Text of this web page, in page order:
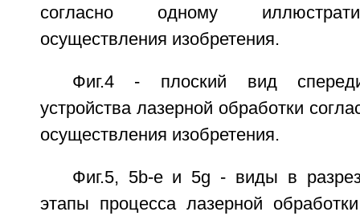
согласно одному
осуществления изобретения.
Фиг.4 - плоский вид спереди
устройства лазерной обработки
осуществления изобретения.
Фиг.5, 5b-e и 5g - виды в
этапы процесса лазерной